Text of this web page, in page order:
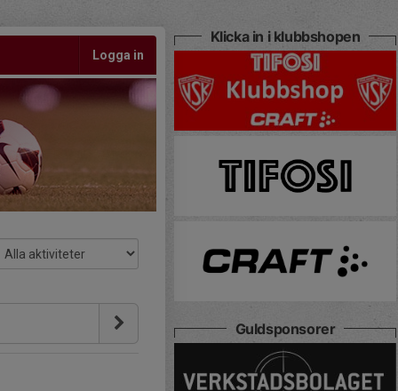
Logga in
Klicka in i klubbshopen
Guldsponsorer